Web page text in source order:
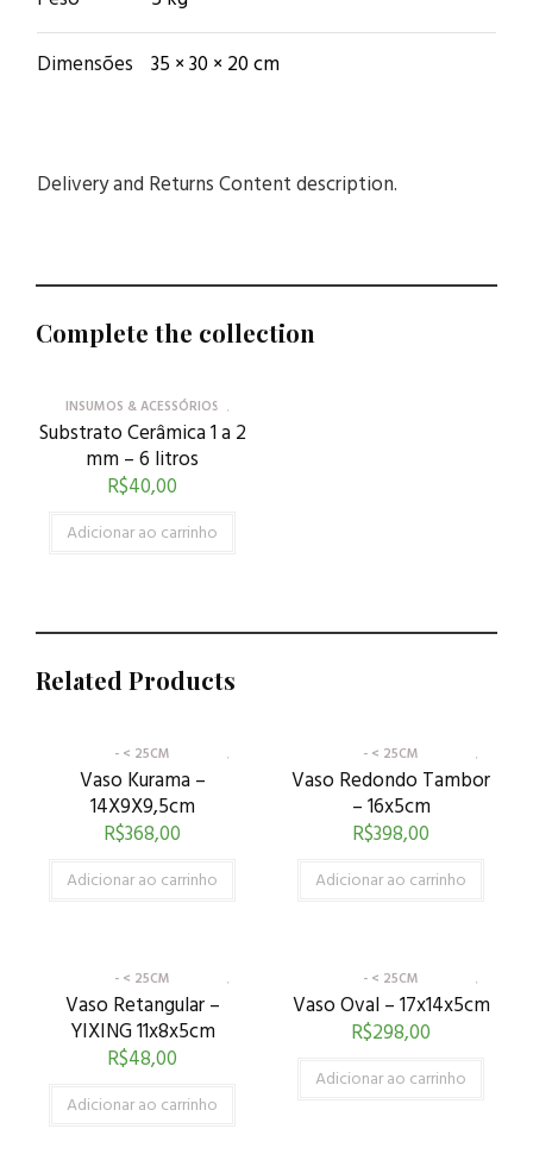
Dimensões 35 × 30 × 20 cm
Delivery and Returns Content description.
Complete the collection
INSUMOS & ACESSÓRIOS
Substrato Cerâmica 1 a 2
mm – 6 litros
R$40,00
Adicionar ao carrinho
Related Products
- < 25CM
Vaso Kurama –
14X9X9,5cm
R$368,00
Adicionar ao carrinho
- < 25CM
Vaso Redondo Tambor
– 16x5cm
R$398,00
Adicionar ao carrinho
- < 25CM
Vaso Retangular –
YIXING 11x8x5cm
R$48,00
Adicionar ao carrinho
- < 25CM
Vaso Oval – 17x14x5cm
R$298,00
Adicionar ao carrinho